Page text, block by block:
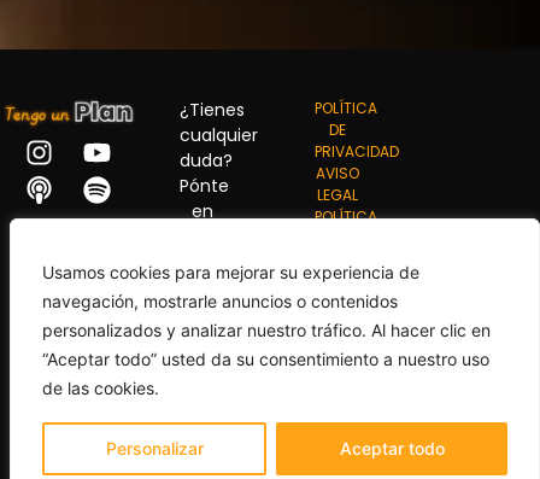
Usamos cookies para mejorar su experiencia de
navegación, mostrarle anuncios o contenidos
personalizados y analizar nuestro tráfico. Al hacer clic en
“Aceptar todo” usted da su consentimiento a nuestro uso
de las cookies.
Personalizar Aceptar todo
¿Tienes
cualquier
duda?
Pónte
en
nosotros.
hello@tengounplanpodcast.com
POLÍTICA
DE
PRIVACIDAD
AVISO
LEGAL
POLÍTICA
Diseñado y programado con porMano de Mono